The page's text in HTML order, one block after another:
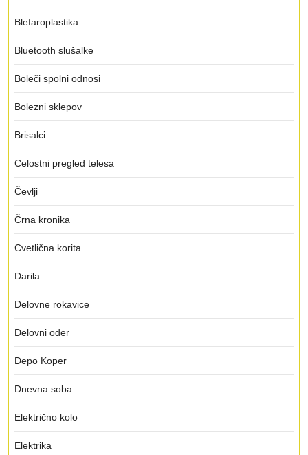
Blefaroplastika
Bluetooth slušalke
Boleči spolni odnosi
Bolezni sklepov
Brisalci
Celostni pregled telesa
Čevlji
Črna kronika
Cvetlična korita
Darila
Delovne rokavice
Delovni oder
Depo Koper
Dnevna soba
Električno kolo
Elektrika